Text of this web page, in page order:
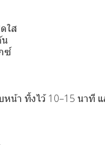
ใส
ซ์
น้า ทิ้งไว้ 10–15 นาที